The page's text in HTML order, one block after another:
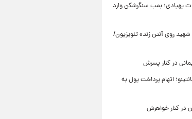
پهپادی؛ بمب سنگرشکن وارد
روی آنتن زنده تلویزیون/
در کنار پسرش
اتهام پرداخت پول به
در کنار خواهرش